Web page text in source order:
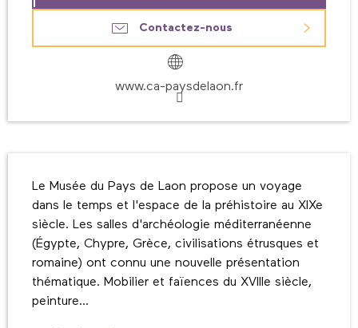
Contactez-nous
www.ca-paysdelaon.fr
Le Musée du Pays de Laon propose un voyage
dans le temps et l'espace de la préhistoire au XIXe
siècle. Les salles d'archéologie méditerranéenne
(Égypte, Chypre, Grèce, civilisations étrusques et
romaine) ont connu une nouvelle présentation
thématique. Mobilier et faïences du XVIIIe siècle,
peinture...